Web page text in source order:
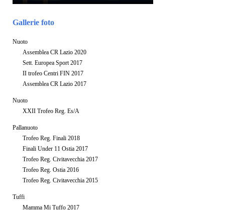
Gallerie foto
Nuoto
Assemblea CR Lazio 2020
Sett. Europea Sport 2017
II trofeo Centri FIN 2017
Assemblea CR Lazio 2017
Nuoto
XXII Trofeo Reg. Es/A
Pallanuoto
Trofeo Reg. Finali 2018
Finali Under 11 Ostia 2017
Trofeo Reg. Civitavecchia 2017
Trofeo Reg. Ostia 2016
Trofeo Reg. Civitavecchia 2015
Tuffi
Mamma Mi Tuffo 2017